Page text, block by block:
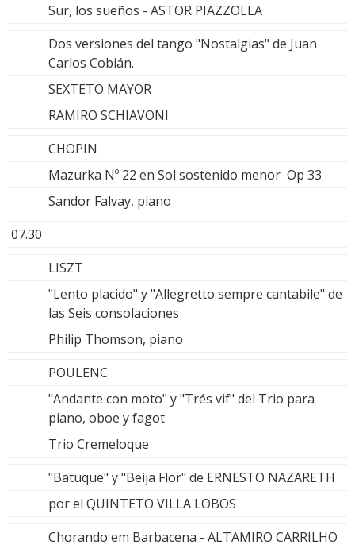
Sur, los sueños - ASTOR PIAZZOLLA
Dos versiones del tango "Nostalgias" de Juan
Carlos Cobián.
SEXTETO MAYOR
RAMIRO SCHIAVONI
CHOPIN
Mazurka Nº 22 en Sol sostenido menor Op 33
Sandor Falvay, piano
07.30
LISZT
"Lento placido" y "Allegretto sempre cantabile" de
las Seis consolaciones
Philip Thomson, piano
POULENC
"Andante con moto" y "Trés vif" del Trio para
piano, oboe y fagot
Trio Cremeloque
"Batuque" y "Beija Flor" de ERNESTO NAZARETH
por el QUINTETO VILLA LOBOS
Chorando em Barbacena - ALTAMIRO CARRILHO